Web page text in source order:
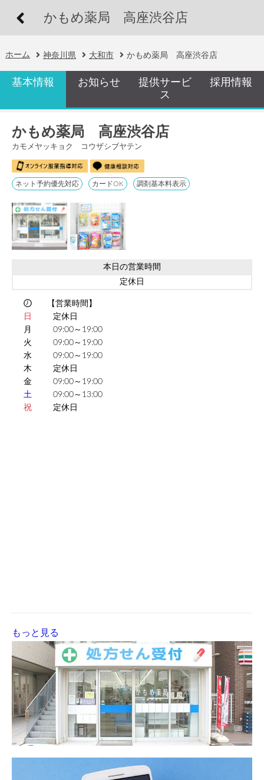
かもめ薬局 高座渋谷店
ホーム 神奈川県 大和市 かもめ薬局 高座渋谷店
基本情報 お知らせ
提供サービ
ス
採用情報
かもめ薬局 高座渋谷店
カモメヤッキョク コウザシブヤテン
ネット予約優先対応 カードOK 調剤基本料表示
本日の営業時間
定休日
【営業時間】
日
定休日
月
09:00～19:00
火
09:00～19:00
水
09:00～19:00
木
定休日
金
09:00～19:00
土
09:00～13:00
祝
定休日
もっと見る